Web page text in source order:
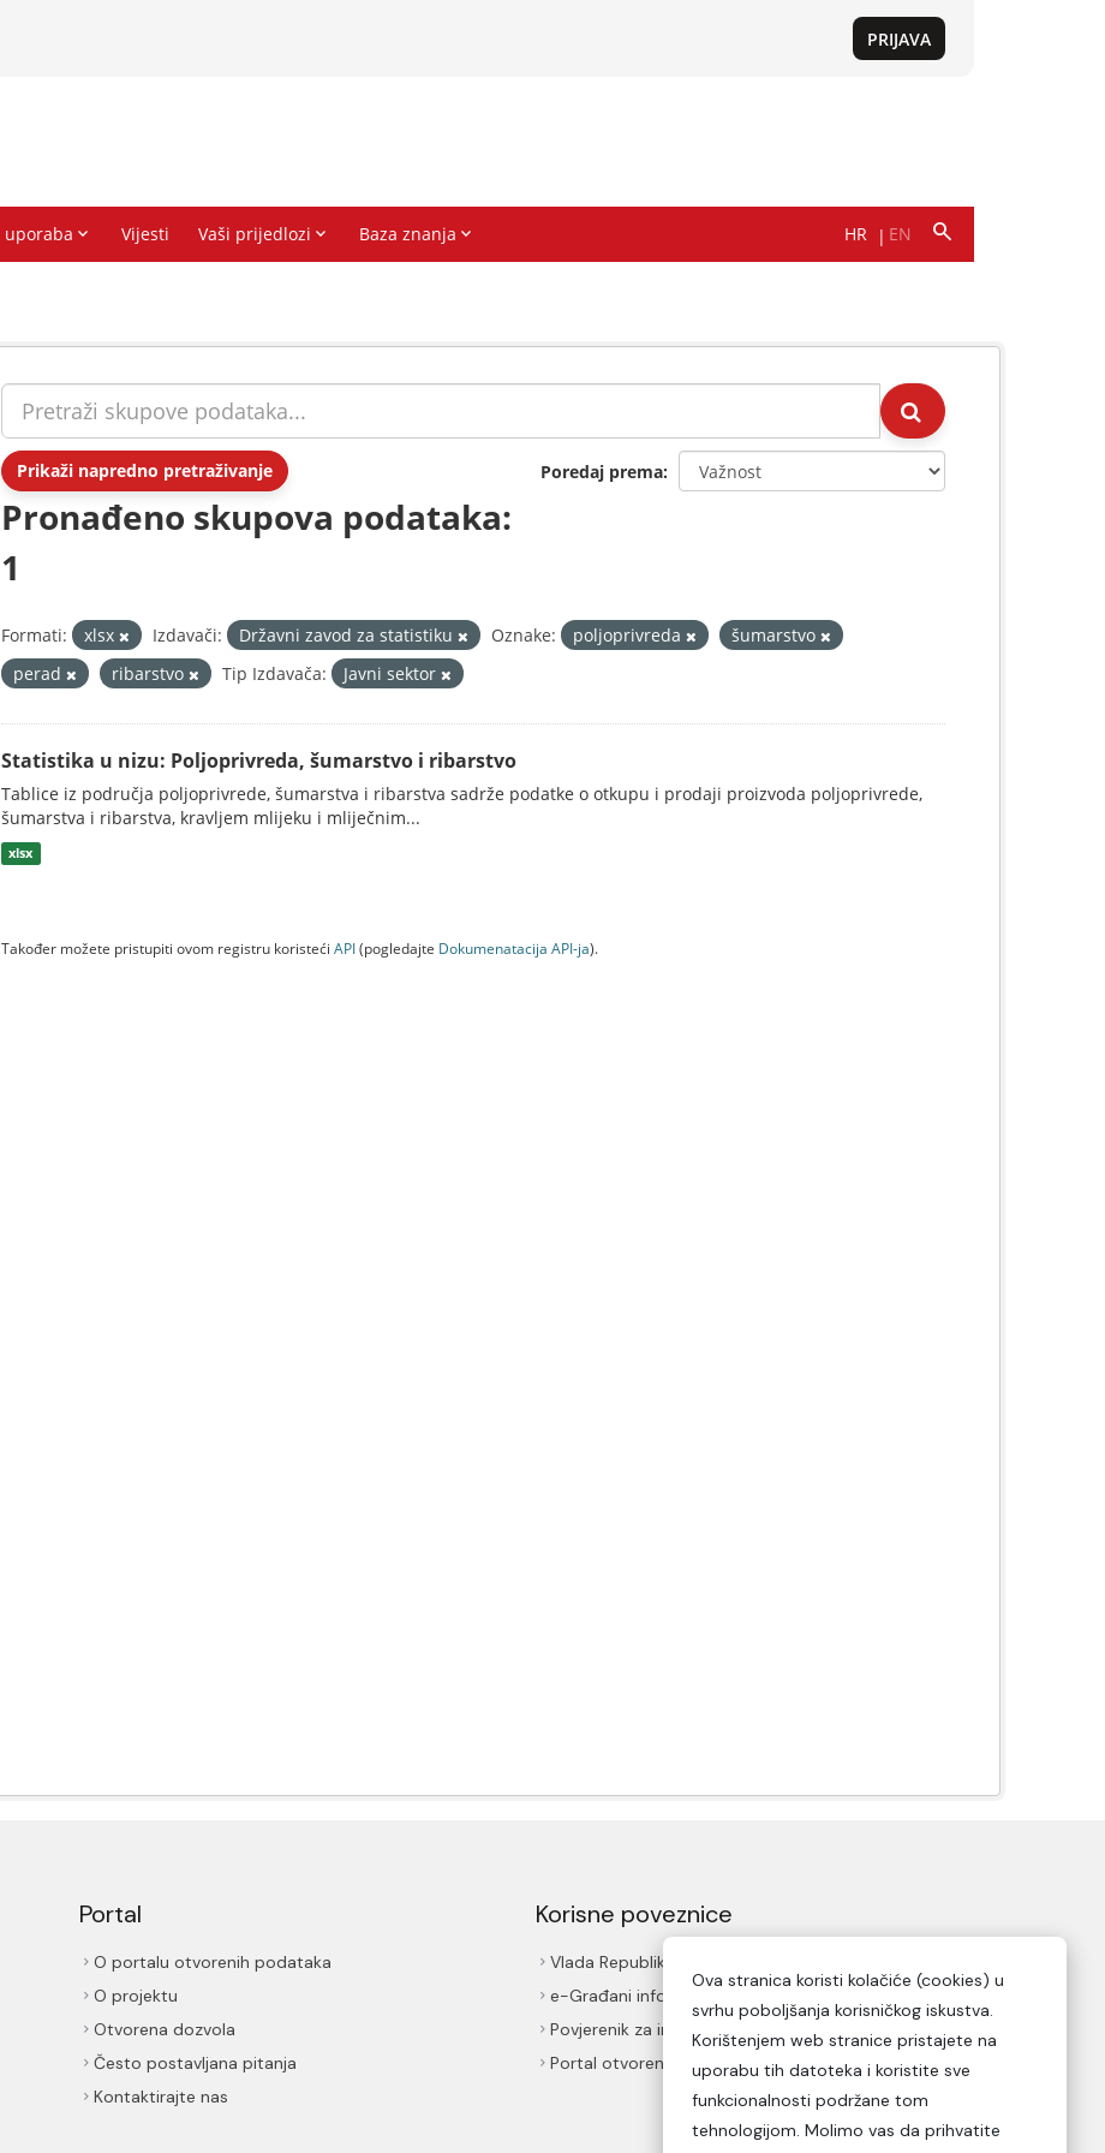
Prikaži napredno pretraživanje Poredaj prema
Pronađeno skupova podataka:
1
Formati: xlsx Izdavači: Državni zavod za statistiku Oznake: poljoprivreda
šumarstvo
perad
ribarstvo Tip Izdavača: Javni sektor
Statistika u nizu: Poljoprivreda, šumarstvo i ribarstvo
Tablice iz područja poljoprivrede, šumarstva i ribarstva sadrže podatke o otkupu i prodaji proizvoda poljoprivrede,
šumarstva i ribarstva, kravljem mlijeku i mliječnim...
xlsx
Također možete pristupiti ovom registru koristeći API(pogledajte Dokumenаtаcijа API-jа).